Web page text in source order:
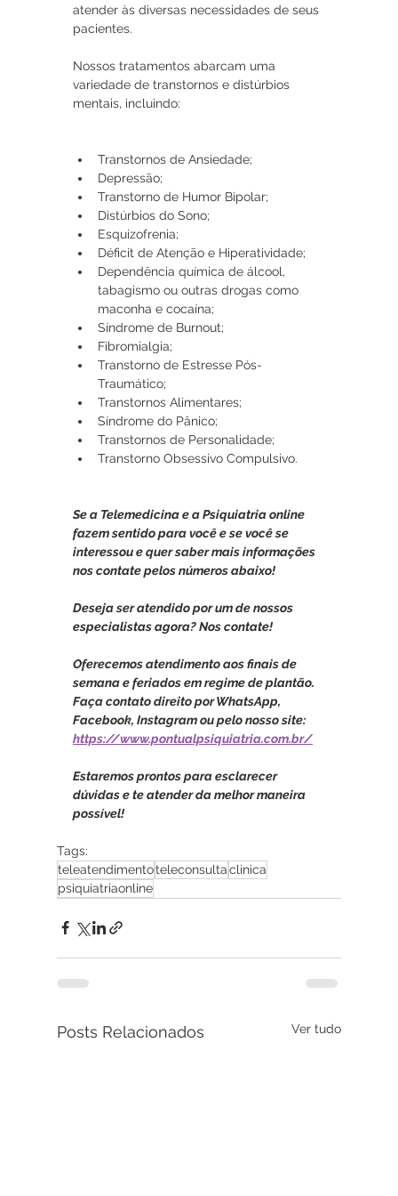
atender às diversas necessidades de seus
pacientes.
Nossos tratamentos abarcam uma
variedade de transtornos e distúrbios
mentais, incluindo:
Transtornos de Ansiedade;
Depressão;
Transtorno de Humor Bipolar;
Distúrbios do Sono;
Esquizofrenia;
Déficit de Atenção e Hiperatividade;
Dependência química de álcool,
tabagismo ou outras drogas como
maconha e cocaína;
Síndrome de Burnout;
Fibromialgia;
Transtorno de Estresse Pós-
Traumático;
Transtornos Alimentares;
Síndrome do Pânico;
Transtornos de Personalidade;
Transtorno Obsessivo Compulsivo.
Se a Telemedicina e a Psiquiatria online
fazem sentido para você e se você se
interessou e quer saber mais informações
nos contate pelos números abaixo!
Deseja ser atendido por um de nossos
especialistas agora? Nos contate!
Oferecemos atendimento aos finais de
semana e feriados em regime de plantão.
Faça contato direito por WhatsApp,
Facebook, Instagram ou pelo nosso site:
https://www.pontualpsiquiatria.com.br/
Estaremos prontos para esclarecer
dúvidas e te atender da melhor maneira
possível!
Tags:
teleatendimentoteleconsultaclinica
psiquiatriaonline
Posts Relacionados Ver tudo